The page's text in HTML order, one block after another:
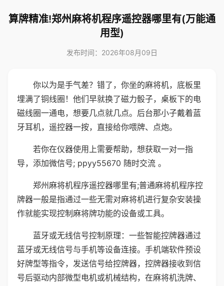
算牌精准!郑州麻将机程序遥控器哪里有(万能通
用型)
发布时间：2026年08月09日
你以为是手气差？错了，你坐的麻将机，底板里
埋满了铜线圈！他们早就换了磁力骰子，桌板下的电
磁线圈一通电，想要几点就几点。后台那小子戴着蓝
牙耳机，遥控器一按，直接给你喂牌、点炮。
若你在仪器使用上需要帮助，想获取一对一指
导，添加微信号; ppyy55670 随时交流 。
郑州麻将机程序遥控器哪里有;普通麻将机程序控
牌器一般是指通过一些无需对麻将机进行复杂安装操
作就能实现控制麻将牌功能的设备或工具。
蓝牙或无线信号控制原理：一些智能控牌器通过
蓝牙或无线信号与手机等设备连接。手机端软件预设
好牌型等指令，发送信号给控牌器，控牌器接收到信
号后驱动内部微型电机或机械结构，在麻将机洗牌、